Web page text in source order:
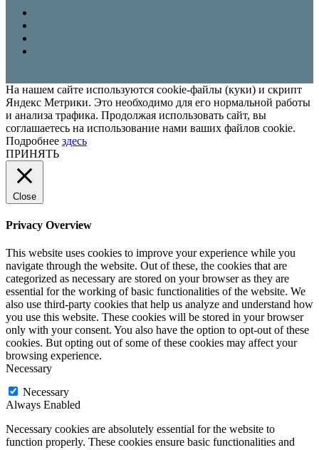
На нашем сайте используются cookie-файлы (куки) и скрипт
Яндекс Метрики. Это необходимо для его нормальной работы
и анализа трафика. Продолжая использовать сайт, вы
соглашаетесь на использование нами ваших файлов cookie.
Подробнее здесь
ПРИНЯТЬ
Close
Privacy Overview
This website uses cookies to improve your experience while you
navigate through the website. Out of these, the cookies that are
categorized as necessary are stored on your browser as they are
essential for the working of basic functionalities of the website. We
also use third-party cookies that help us analyze and understand how
you use this website. These cookies will be stored in your browser
only with your consent. You also have the option to opt-out of these
cookies. But opting out of some of these cookies may affect your
browsing experience.
Necessary
Necessary
Always Enabled
Necessary cookies are absolutely essential for the website to
function properly. These cookies ensure basic functionalities and